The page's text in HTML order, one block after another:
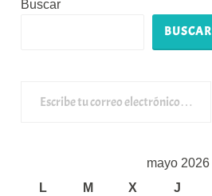
Buscar
BUSCAR
mayo 2026
L
M X J